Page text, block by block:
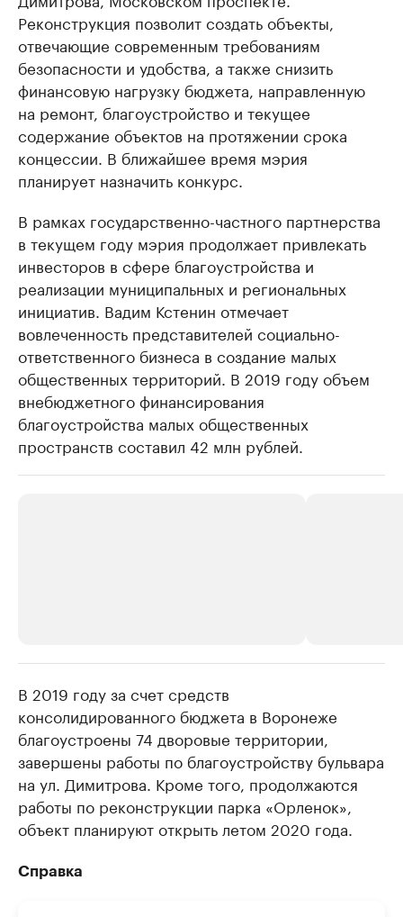
Реконструкция позволит создать объекты,
отвечающие современным требованиям
безопасности и удобства, а также снизить
финансовую нагрузку бюджета, направленную
на ремонт, благоустройство и текущее
содержание объектов на протяжении срока
концессии. В ближайшее время мэрия
планирует назначить конкурс.
В рамках государственно-частного партнерства
в текущем году мэрия продолжает привлекать
инвесторов в сфере благоустройства и
реализации муниципальных и региональных
инициатив. Вадим Кстенин отмечает
вовлеченность представителей социально-
ответственного бизнеса в создание малых
общественных территорий. В 2019 году объем
внебюджетного финансирования
благоустройства малых общественных
пространств составил 42 млн рублей.
Делитесь новостями бизнеса на РБК
Управляйте страницей компании и развивайте личные
бренды спикеров бизнеса
Посмотрите
В 2019 году за счет средств
консолидированного бюджета в Воронеже
благоустроены 74 дворовые территории,
завершены работы по благоустройству бульвара
на ул. Димитрова. Кроме того, продолжаются
работы по реконструкции парка «Орленок»,
объект планируют открыть летом 2020 года.
Справка